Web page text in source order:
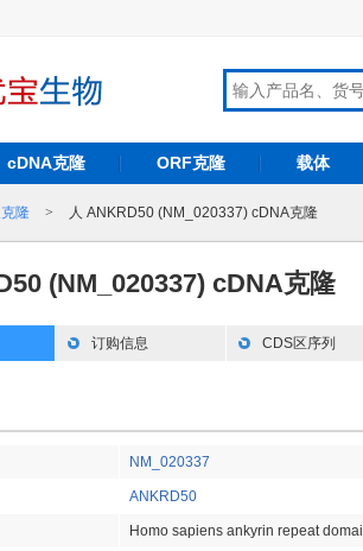
cDNA克隆 ORF克隆 载体
隆 > 人 ANKRD50 (NM_020337) cDNA克隆
(NM_020337) cDNA克隆
订购信息 CDS区序列
NM_020337
ANKRD50
Homo sapiens ankyrin repeat